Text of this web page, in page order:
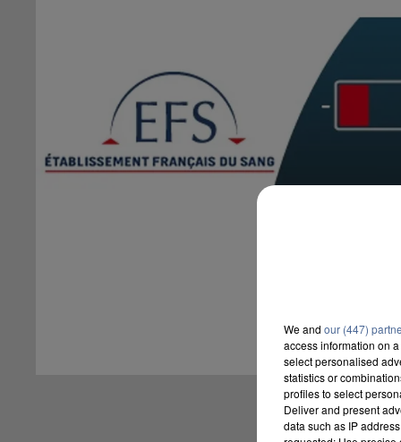
We and our (447)
access information on
select personalised
statistics or
profiles to select
Deliver and present
data such as IP